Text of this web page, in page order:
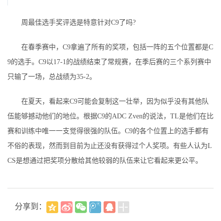
周最佳选手奖评选是特意针对C9了吗?
在春季赛中，C9拿遍了所有的奖项，包括一阵的五个位置都是C
9的选手。C9以17-1的战绩结束了常规赛，在季后赛的三个系列赛中
只输了一场，总战绩为35-2。
在夏天，看起来C9可能会复制这一壮举，因为似乎没有其他队
伍能够撼动他们的地位。根据C9的ADC Zven的说法，TL是他们在比
赛和训练中唯一一支觉得很强的队伍。C9的各个位置上的选手都有
不俗的表现，然而到目前为止还没有获得过个人奖项。有些人认为L
CS是想通过把奖项分散给其他较弱的队伍来让它看起来更公平。
分享到：